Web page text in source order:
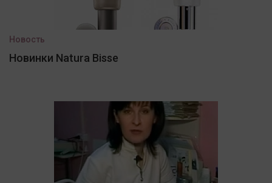
Новость
Новинки Natura Bisse